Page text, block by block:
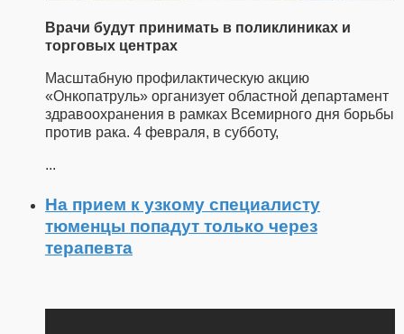
Врачи будут принимать в поликлиниках и
торговых центрах
Масштабную профилактическую акцию
«Онкопатруль» организует областной департамент
здравоохранения в рамках Всемирного дня борьбы
против рака. 4 февраля, в субботу,
...
На прием к узкому специалисту
тюменцы попадут только через
терапевта